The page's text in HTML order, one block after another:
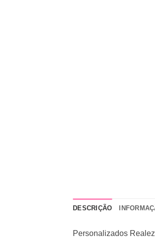
DESCRIÇÃO
Personalizados